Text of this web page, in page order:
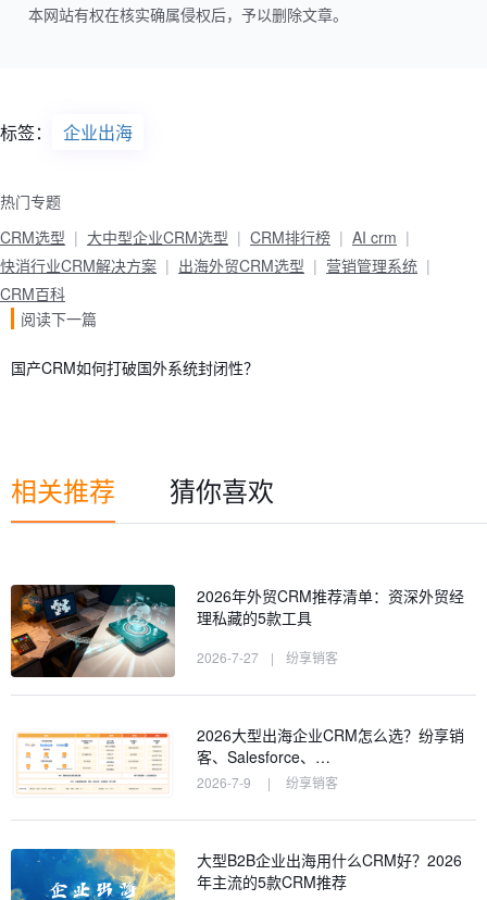
本网站有权在核实确属侵权后，予以删除文章。
标签： 企业出海
热门专题
CRM选型
大中型企业CRM选型 CRM排行榜
AI crm
快消行业CRM解决方案
出海外贸CRM选型
营销管理系统
CRM百科
阅读下一篇
国产CRM如何打破国外系统封闭性？
相关推荐 猜你喜欢
2026年外贸CRM推荐清单：资深外贸经
理私藏的5款工具
2026-7-27 | 纷享销客
2026大型出海企业CRM怎么选？纷享销
客、Salesforce、…
2026-7-9 | 纷享销客
大型B2B企业出海用什么CRM好？2026
年主流的5款CRM推荐